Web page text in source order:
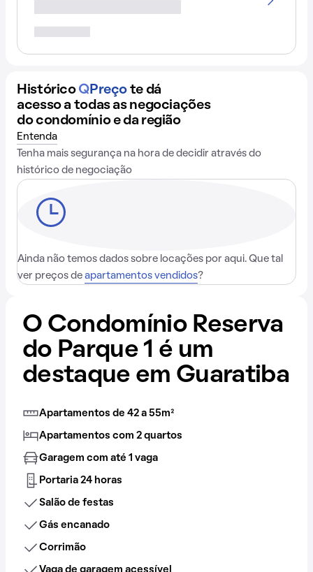
Histórico QPreço te dá
acesso a todas as negociações
do condomínio e da região
Entenda
Tenha mais segurança na hora de decidir através do
histórico de negociação
Ainda não temos dados sobre locações por aqui. Que tal
ver preços de apartamentos vendidos?
O Condomínio Reserva
do Parque 1 é um
destaque em Guaratiba
Apartamentos de 42 a 55m²
Apartamentos com 2 quartos
Garagem com até 1 vaga
Portaria 24 horas
Salão de festas
Gás encanado
Corrimão
Vaga de garagem acessível